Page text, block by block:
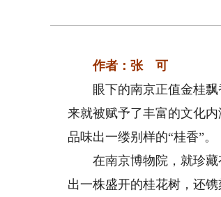
作者：张 可
眼下的南京正值金桂飘
来就被赋予了丰富的文化
品味出一缕别样的“桂香”。
在南京博物院，就珍藏
出一株盛开的桂花树，还